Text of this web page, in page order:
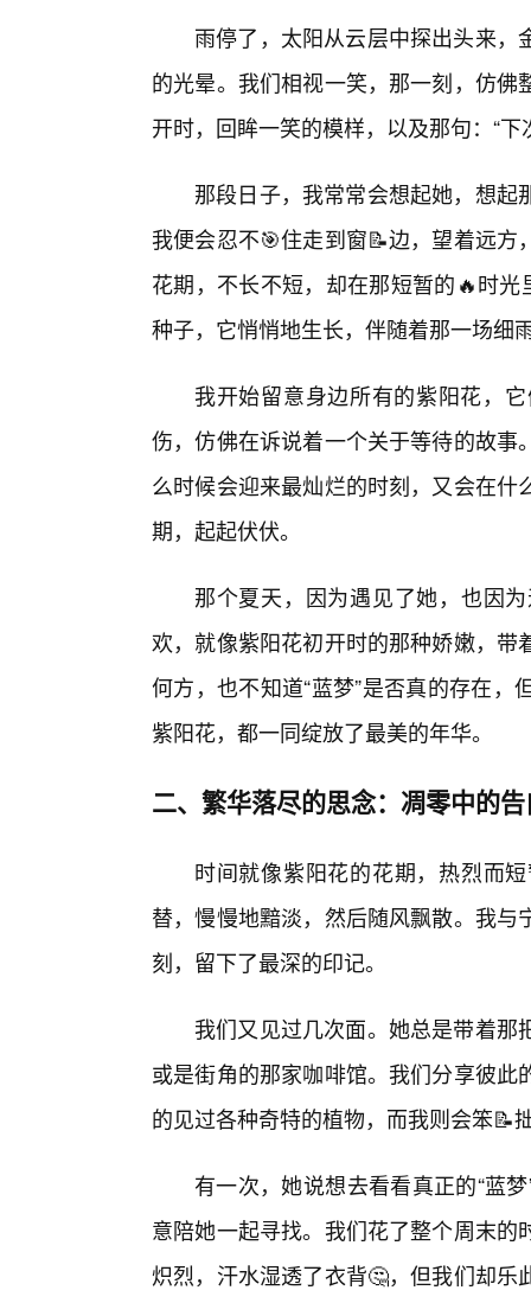
雨停了，太阳从云层中探出头来
的光晕。我们相视一笑，那一刻，仿
开时，回眸一笑的模样，以及那句：“下
那段日子，我常常会想起她，想
我便会忍不🎯住走到窗📝边，望着远
花期，不长不短，却在那短暂的🔥时
种子，它悄悄地生长，伴随着那一场细
我开始留意身边所有的紫阳花，
伤，仿佛在诉说着一个关于等待的故
么时候会迎来最灿烂的时刻，又会在
期，起起伏伏。
那个夏天，因为遇见了她，也因
欢，就像紫阳花初开时的那种娇嫩，
何方，也不知道“蓝梦”是否真的存在
紫阳花，都一同绽放了最美的年华。
二、繁华落尽的思念：凋零中的
时间就像紫阳花的花期，热烈而
替，慢慢地黯淡，然后随风飘散。我
刻，留下了最深的印记。
我们又见过几次面。她总是带着
或是街角的那家咖啡馆。我们分享彼
的见过各种奇特的植物，而我则会笨📝
有一次，她说想去看看真正的“蓝
意陪她一起寻找。我们花了整个周末
炽烈，汗水湿透了衣背🤔，但我们却